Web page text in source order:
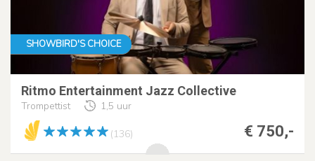
SHOWBIRD'S CHOICE
Ritmo Entertainment Jazz Collective
Trompettist 1,5 uur
€ 750,-
(136)